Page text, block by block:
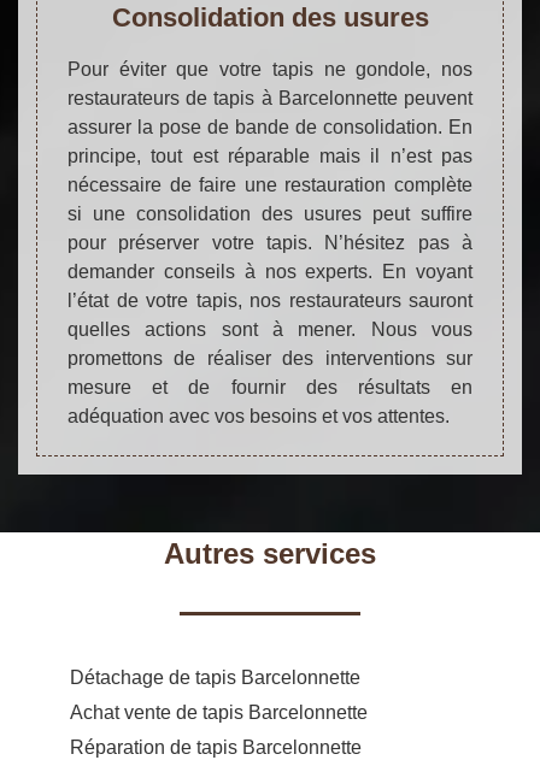
Consolidation des usures
Pour éviter que votre tapis ne gondole, nos
restaurateurs de tapis à Barcelonnette peuvent
assurer la pose de bande de consolidation. En
principe, tout est réparable mais il n’est pas
nécessaire de faire une restauration complète
si une consolidation des usures peut suffire
pour préserver votre tapis. N’hésitez pas à
demander conseils à nos experts. En voyant
l’état de votre tapis, nos restaurateurs sauront
quelles actions sont à mener. Nous vous
promettons de réaliser des interventions sur
mesure et de fournir des résultats en
adéquation avec vos besoins et vos attentes.
Autres services
Détachage de tapis Barcelonnette
Achat vente de tapis Barcelonnette
Réparation de tapis Barcelonnette